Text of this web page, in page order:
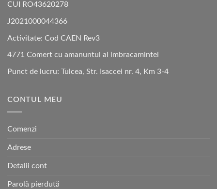
CUI RO43620278
J2021000044366
Activitate: Cod CAEN Rev3
4771 Comert cu amanuntul al imbracamintei
Punct de lucru: Tulcea, Str. Isaccei nr. 4, Km 3-4
CONTUL MEU
Comenzi
Adrese
Detalii cont
Parolă pierdută